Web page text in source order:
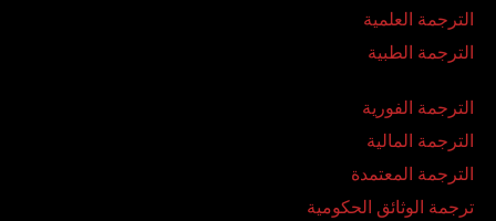
الترجمة العلمية
الترجمة الطبية
الترجمة الفورية
الترجمة المالية
الترجمة المعتمدة
ترجمة الوثائق الحكومية